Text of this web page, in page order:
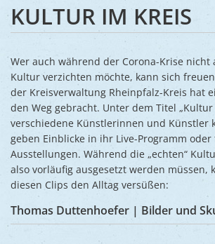
KULTUR IM KREIS
Wer auch während der Corona-Krise nicht
Kultur verzichten möchte, kann sich
der Kreisverwaltung Rheinpfalz-Kreis hat
den Weg gebracht. Unter dem Titel
verschiedene Künstlerinnen und Künstler
geben Einblicke in ihr Live-Programm
Ausstellungen. Während die „echten“
also vorläufig ausgesetzt werden müssen,
diesen Clips den Alltag versüßen:
Thomas Duttenhoefer | Bilder und